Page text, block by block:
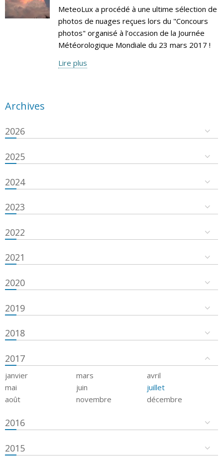
MeteoLux a procédé à une ultime sélection de
photos de nuages reçues lors du "Concours
photos" organisé à l’occasion de la Journée
Météorologique Mondiale du 23 mars 2017 !
Lire plus
Archives
2026
2025
2024
2023
2022
2021
2020
2019
2018
2017
janvier mars
avril
mai
juin
juillet
août
novembre décembre
2016
2015